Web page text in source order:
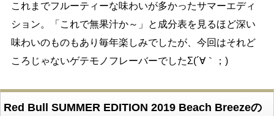
これまでフルーティーな味わいが多かったサマーエディ
ション。「これで無果汁か～」と成分表を見るほど深い
味わいのものもあり毎年楽しみでしたが、今回はそれど
ころじゃないゲテモノフレーバーでしたΣ(´∀｀；)
Red Bull SUMMER EDITION 2019 Beach Breezeの